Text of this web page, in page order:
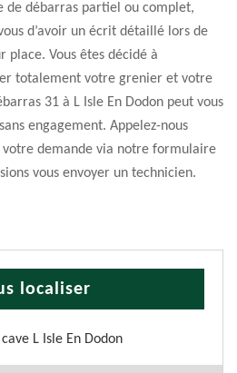
de débarras partiel ou complet,
d’avoir un écrit détaillé lors de
place. Vous êtes décidé à
totalement votre grenier et votre
31 à L Isle En Dodon peut vous
engagement. Appelez-nous
demande via notre formulaire
vous envoyer un technicien.
localiser
L Isle En Dodon